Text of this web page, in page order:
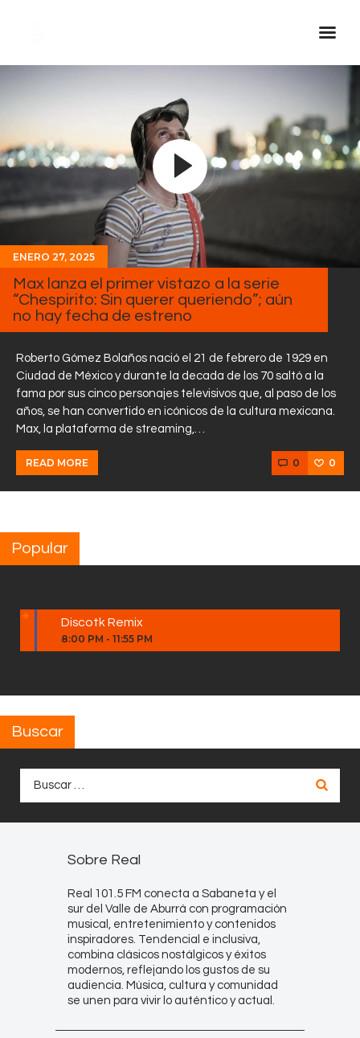
Inicio Real FM
Streaming
En Vivo
Descarga La APP
Programas
Noticias
Equipo
Sobre Nosotros
Contactos
ENERO 27, 2025
Max lanza el primer vistazo a la serie
“Chespirito: Sin querer queriendo”; aún
no hay fecha de estreno
Roberto Gómez Bolaños nació el 21 de febrero de 1929 en
Ciudad de México y durante la decada de los 70 saltó a la
fama por sus cinco personajes televisivos que, al paso de los
años, se han convertido en icónicos de la cultura mexicana.
Max, la plataforma de streaming,…
READ MORE 0 0
Popular
Discotk Remix
8:00 PM - 11:55 PM
Buscar
Sobre Real
Real 101.5 FM conecta a Sabaneta y el
sur del Valle de Aburrá con programación
musical, entretenimiento y contenidos
inspiradores. Tendencial e inclusiva,
combina clásicos nostálgicos y éxitos
modernos, reflejando los gustos de su
audiencia. Música, cultura y comunidad
se unen para vivir lo auténtico y actual.